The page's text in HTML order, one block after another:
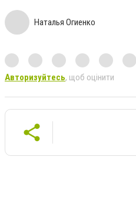
Наталья Огиенко
Авторизуйтесь, щоб оцінити